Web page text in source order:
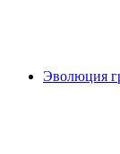
Эволюция